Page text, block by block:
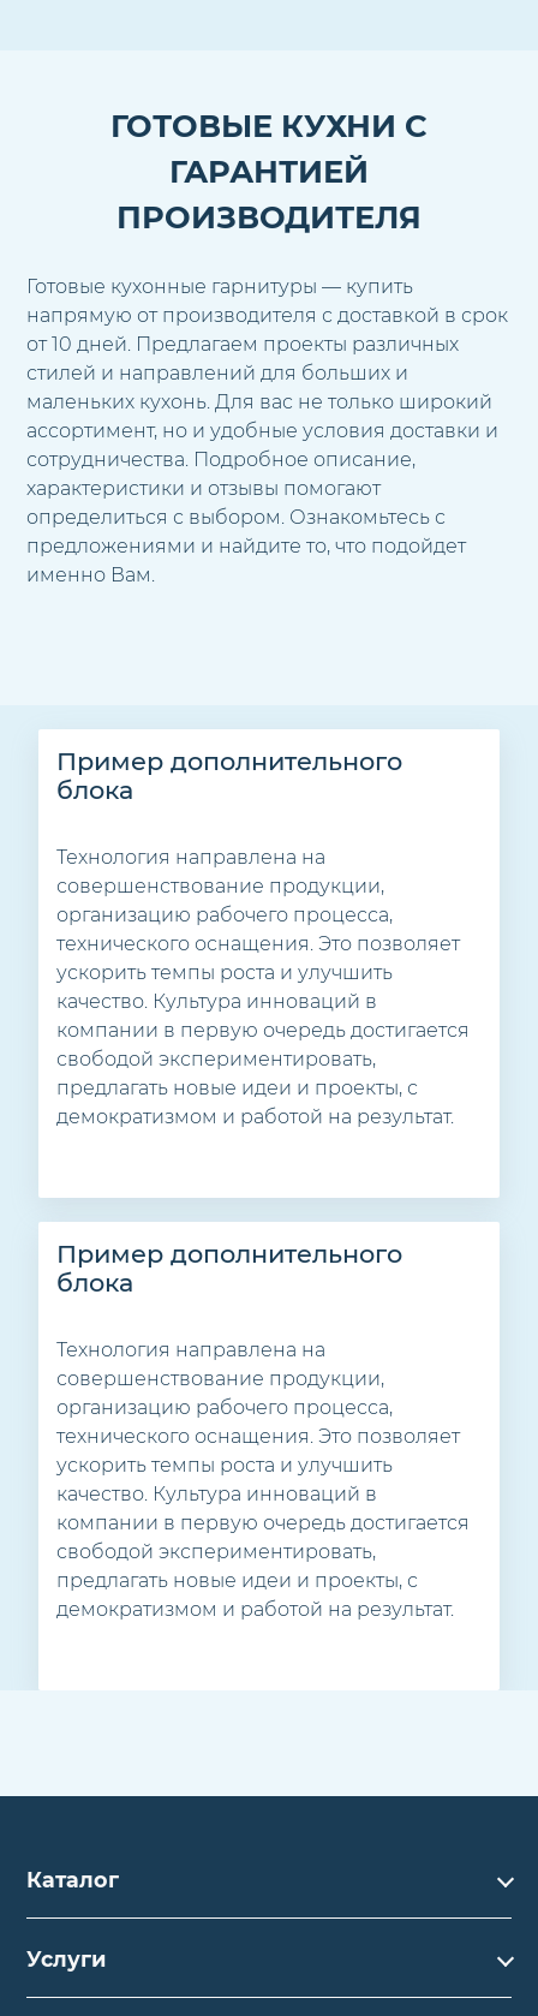
ГОТОВЫЕ КУХНИ С
ГАРАНТИЕЙ
ПРОИЗВОДИТЕЛЯ
Готовые кухонные гарнитуры — купить
напрямую от производителя с доставкой в срок
от 10 дней. Предлагаем проекты различных
стилей и направлений для больших и
маленьких кухонь. Для вас не только широкий
ассортимент, но и удобные условия доставки и
сотрудничества. Подробное описание,
характеристики и отзывы помогают
определиться с выбором. Ознакомьтесь с
предложениями и найдите то, что подойдет
именно Вам.
Пример дополнительного
блока
Технология направлена на
совершенствование продукции,
организацию рабочего процесса,
технического оснащения. Это позволяет
ускорить темпы роста и улучшить
качество. Культура инноваций в
компании в первую очередь достигается
свободой экспериментировать,
предлагать новые идеи и проекты, с
демократизмом и работой на результат.
Пример дополнительного
блока
Технология направлена на
совершенствование продукции,
организацию рабочего процесса,
технического оснащения. Это позволяет
ускорить темпы роста и улучшить
качество. Культура инноваций в
компании в первую очередь достигается
свободой экспериментировать,
предлагать новые идеи и проекты, с
демократизмом и работой на результат.
Каталог
Каталог
Услуги
Услуги
Производство на заказ